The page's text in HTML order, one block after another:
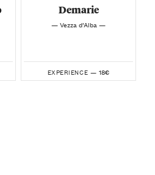
Demarie
— Vezza d’Alba —
EXPERIENCE — 18€